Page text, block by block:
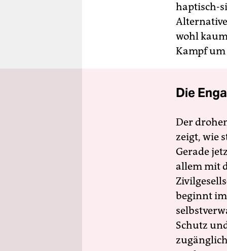
haptisch-
wohl
Kampf
Die
Der
zeigt, wie
Gerade
allem mit
beginnt
Schutz